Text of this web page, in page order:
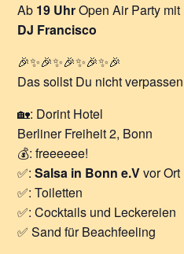
Ab 19 UhrOpen Air Party mit
DJ Francisco
🎉✨🎉✨🎉✨🎉✨🎉
Das sollst Du nicht
🏡: Dorint Hotel
Berliner Freiheit 2, Bonn
💰: freeeeee!
✅:Salsa in Bonn e.Vvor Ort
✅: Toiletten
✅: Cocktails und Leckereien
✅ Sand für Beachfeeling